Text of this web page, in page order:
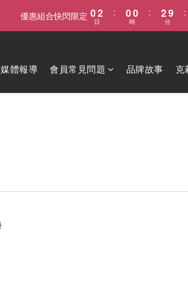
優惠組合快閃限定 02
1
日
:
00
時
:
2
1
9
8
3
分
:
媒體報導 會員常見問題 品牌故事 克